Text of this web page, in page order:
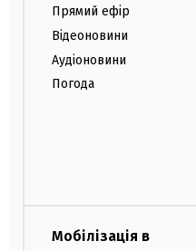
Прямий ефір
Відеоновини
Аудіоновини
Погода
Мобілізація в